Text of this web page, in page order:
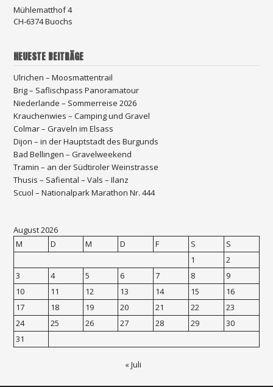
Mühlematthof 4
CH-6374 Buochs
NEUESTE BEITRÄGE
Ulrichen – Moosmattentrail
Brig – Saflischpass Panoramatour
Niederlande – Sommerreise 2026
Krauchenwies – Camping und Gravel
Colmar – Graveln im Elsass
Dijon – in der Hauptstadt des Burgunds
Bad Bellingen – Gravelweekend
Tramin – an der Südtiroler Weinstrasse
Thusis – Safiental – Vals – Ilanz
Scuol – Nationalpark Marathon Nr. 444
August 2026
M
D M D F S
S
1
2
3
4 5 6 7 8
9
10
11 12 13 14 15
16
17
18 19 20 21 22
23
24
25 26 27 28 29
30
31
« Juli